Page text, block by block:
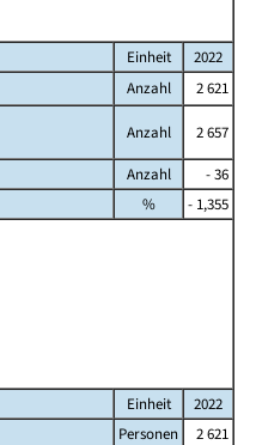
Einheit
2022
Anzahl
2 621
Anzahl 2 657
Anzahl
- 36
%
- 1,355
Einheit
2022
Personen
2 621